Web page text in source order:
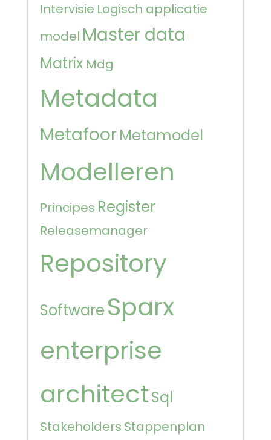
Intervisie Logisch applicatie
model Master data
Matrix Mdg
Metadata
MetafoorMetamodel
Modelleren
Principes Register
Releasemanager
Repository
Software Sparx
enterprise
architectSql
Stakeholders Stappenplan